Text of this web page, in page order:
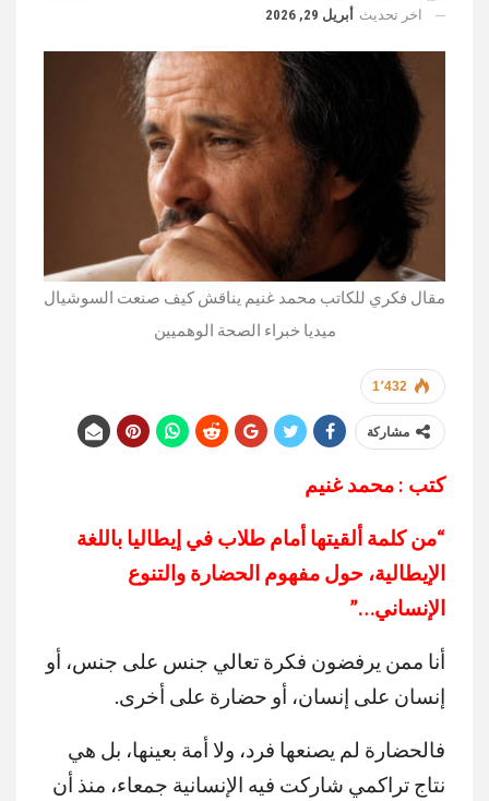
اخر تحديث أبريل 29, 2026
مقال فكري للكاتب محمد غنيم يناقش كيف صنعت السوشيال
ميديا خبراء الصحة الوهميين
1٬432
مشاركة
كتب : محمد غنيم
“من كلمة ألقيتها أمام طلاب في إيطاليا باللغة
الإيطالية، حول مفهوم الحضارة والتنوع
الإنساني…”
أنا ممن يرفضون فكرة تعالي جنس على جنس، أو
إنسان على إنسان، أو حضارة على أخرى.
فالحضارة لم يصنعها فرد، ولا أمة بعينها، بل هي
نتاج تراكمي شاركت فيه الإنسانية جمعاء، منذ أن